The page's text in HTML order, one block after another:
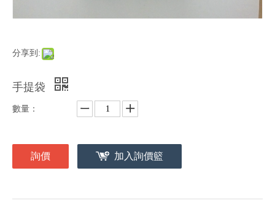
分享到:
手提袋
數量：
詢價 加入詢價籃